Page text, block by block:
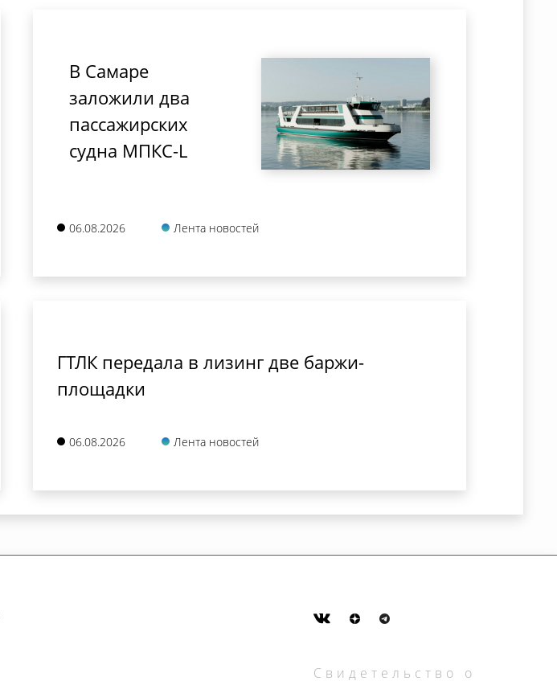
В Самаре
заложили два
пассажирских
судна МПКС-L
06.08.2026 Лента новостей
ГТЛК передала в лизинг две баржи-
площадки
06.08.2026 Лента новостей
Свидетельство о